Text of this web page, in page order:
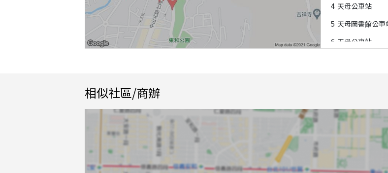
4 天母公車站
5 天母圖書館公車
6 天母公車站
相似社區/商辦